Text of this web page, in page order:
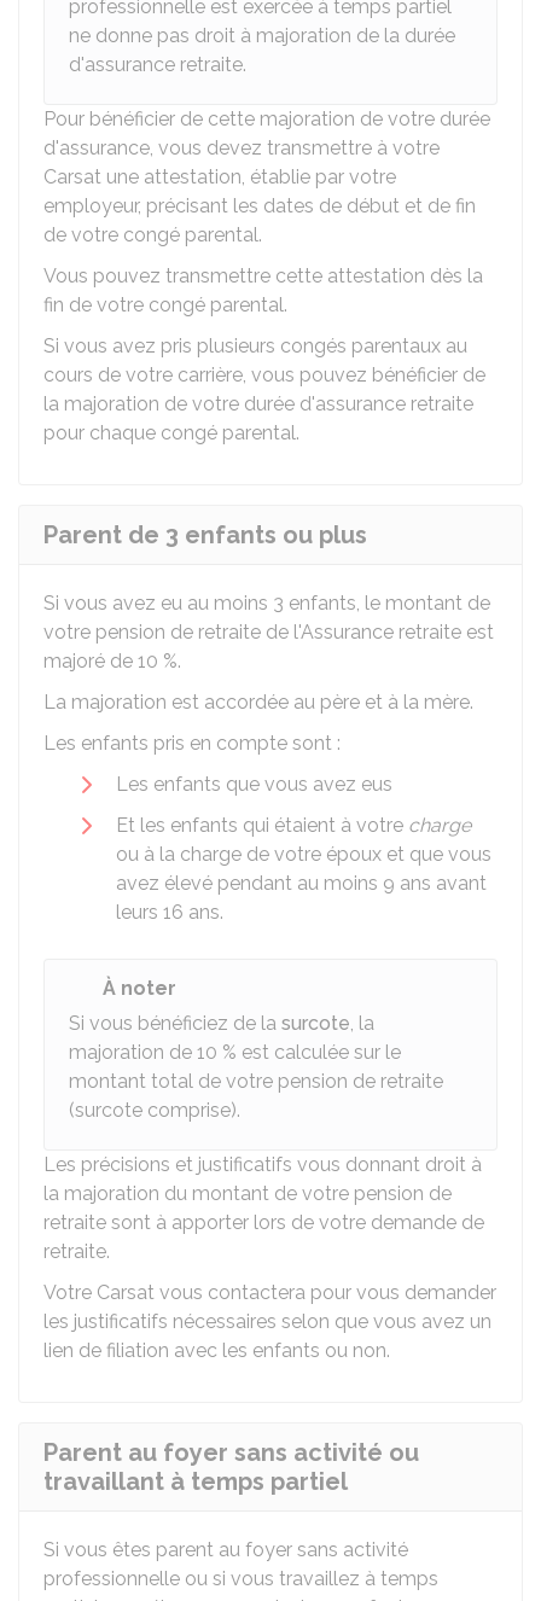
professionnelle est exercée à temps partiel
ne donne pas droit à majoration de la durée
d'assurance retraite.
Pour bénéficier de cette majoration de votre durée
d'assurance, vous devez transmettre à votre
Carsat une attestation, établie par votre
employeur, précisant les dates de début et de fin
de votre congé parental.
Vous pouvez transmettre cette attestation dès la
fin de votre congé parental.
Si vous avez pris plusieurs congés parentaux au
cours de votre carrière, vous pouvez bénéficier de
la majoration de votre durée d'assurance retraite
pour chaque congé parental.
Parent de 3 enfants ou plus
Si vous avez eu au moins 3 enfants, le montant de
votre pension de retraite de l'Assurance retraite est
majoré de 10 %.
La majoration est accordée au père et à la mère.
Les enfants pris en compte sont :
Les enfants que vous avez eus
Et les enfants qui étaient à votre charge
ou à la charge de votre époux et que vous
avez élevé pendant au moins 9 ans avant
leurs 16 ans.
À noter
Si vous bénéficiez de la surcote, la
majoration de 10 % est calculée sur le
montant total de votre pension de retraite
(surcote comprise).
Les précisions et justificatifs vous donnant droit à
la majoration du montant de votre pension de
retraite sont à apporter lors de votre demande de
retraite.
Votre Carsat vous contactera pour vous demander
les justificatifs nécessaires selon que vous avez un
lien de filiation avec les enfants ou non.
Parent au foyer sans activité ou
travaillant à temps partiel
Si vous êtes parent au foyer sans activité
professionnelle ou si vous travaillez à temps